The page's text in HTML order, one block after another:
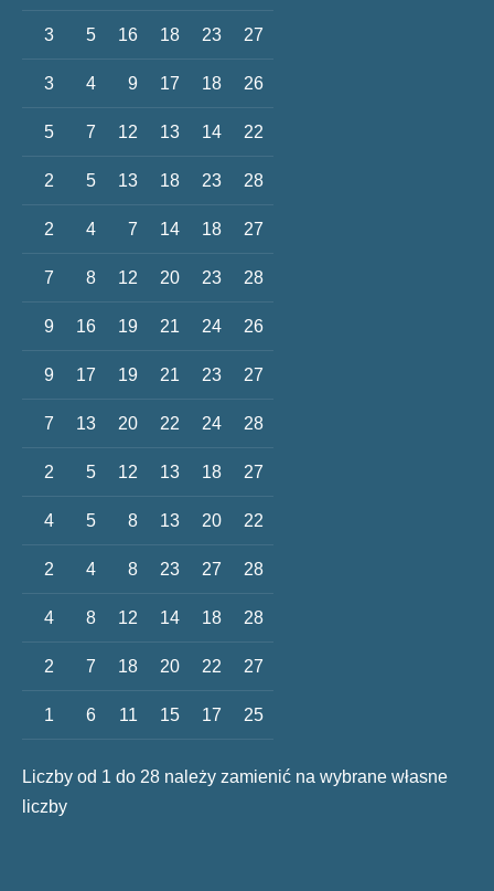
3 5 16 18 23 27
3 4 9 17 18 26
5 7 12 13 14 22
2 5 13 18 23 28
2 4 7 14 18 27
7 8 12 20 23 28
9 16 19 21 24 26
9 17 19 21 23 27
7 13 20 22 24 28
2 5 12 13 18 27
4 5 8 13 20 22
2 4 8 23 27 28
4 8 12 14 18 28
2 7 18 20 22 27
1 6 11 15 17 25
Liczby od 1 do 28 należy zamienić na wybrane własne
liczby